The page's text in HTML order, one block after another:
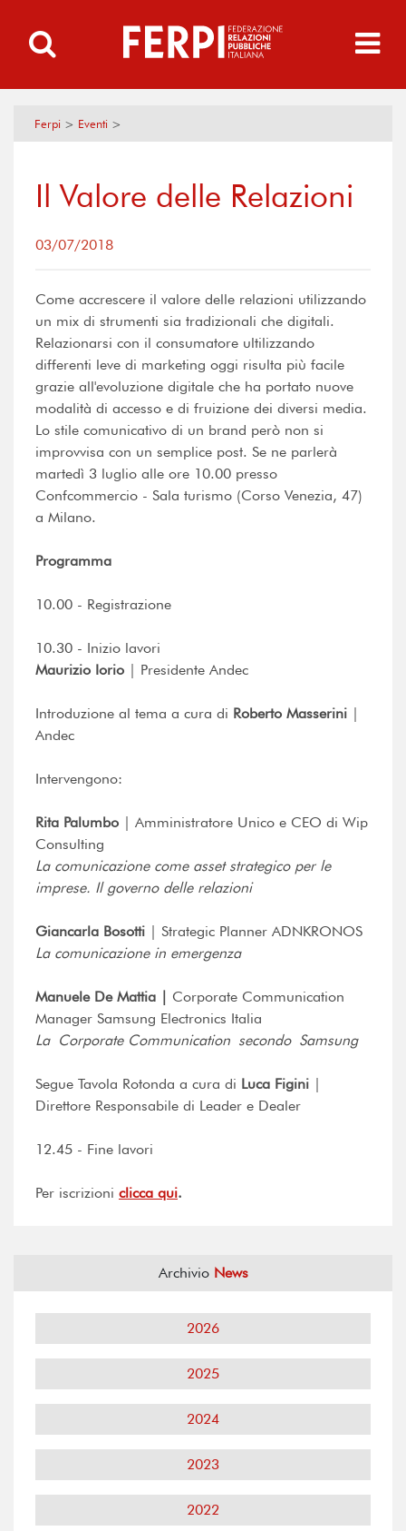
Ferpi > Eventi >
Il Valore delle Relazioni
03/07/2018
Come accrescere il valore delle relazioni utilizzando
un mix di strumenti sia tradizionali che digitali.
Relazionarsi con il consumatore ultilizzando
differenti leve di marketing oggi risulta più facile
grazie all'evoluzione digitale che ha portato nuove
modalità di accesso e di fruizione dei diversi media.
Lo stile comunicativo di un brand però non si
improvvisa con un semplice post. Se ne parlerà
martedì 3 luglio alle ore 10.00 presso
Confcommercio - Sala turismo (Corso Venezia, 47)
a Milano.
Programma
10.00 - Registrazione
10.30 - Inizio lavori
Maurizio Iorio | Presidente Andec
Introduzione al tema a cura di Roberto Masserini |
Andec
Intervengono:
Rita Palumbo | Amministratore Unico e CEO di Wip
Consulting
La comunicazione come asset strategico per le
imprese. Il governo delle relazioni
Giancarla Bosotti | Strategic Planner ADNKRONOS
La comunicazione in emergenza
Manuele De Mattia | Corporate Communication
Manager Samsung Electronics Italia
La Corporate Communication secondo Samsung
Segue Tavola Rotonda a cura di Luca Figini |
Direttore Responsabile di Leader e Dealer
12.45 - Fine lavori
Per iscrizioni clicca qui.
Archivio News
2026
2025
2024
2023
2022